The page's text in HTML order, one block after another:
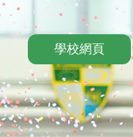
Main
navigation
學校網頁